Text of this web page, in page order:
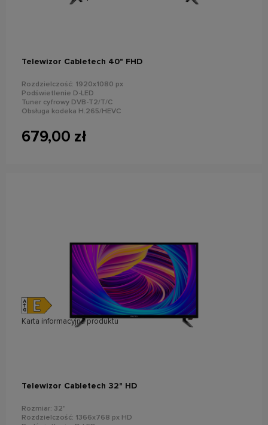
Telewizor Cabletech 40" FHD
Rozdzielczość: 1920x1080 px
Podświetlenie D-LED
Tuner cyfrowy DVB-T2/T/C
Obsługa kodeka H.265/HEVC
Elektroniczny przewodnik po kanałach
679,00 zł
Telewizor Cabletech 32" HD
Rozmiar: 32"
Rozdzielczość: 1366x768 px HD
Karta informacyjna produktu